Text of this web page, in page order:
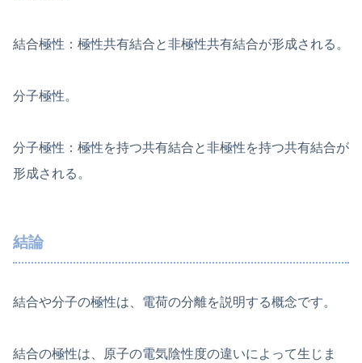
結合極性：極性共有結合と非極性共有結合が形成される。
分子極性。
分子極性：極性を持つ共有結合と非極性を持つ共有結合が
形成される。
結論
結合や分子の極性は、電荷の分離を説明する概念です。
結合の極性は、原子の電気陰性度の違いによって生じま